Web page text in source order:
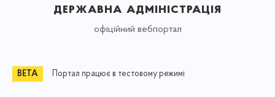
державна адміністрація
офіційний вебпортал
Портал працює в тестовому режимі